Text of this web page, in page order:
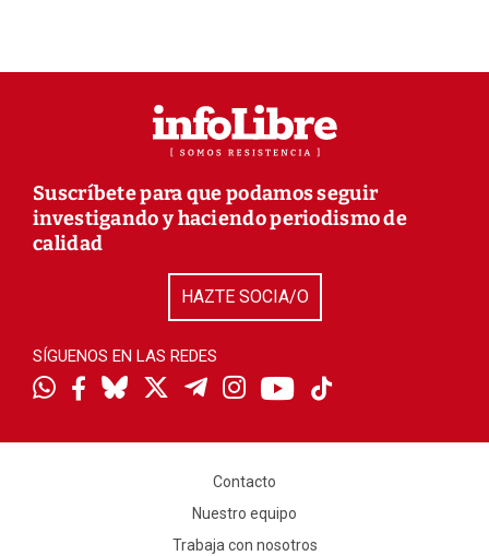
Suscríbete para que podamos seguir
investigando y haciendo periodismo de
calidad
HAZTE SOCIA/O
SÍGUENOS EN LAS REDES
Contacto
Nuestro equipo
Trabaja con nosotros